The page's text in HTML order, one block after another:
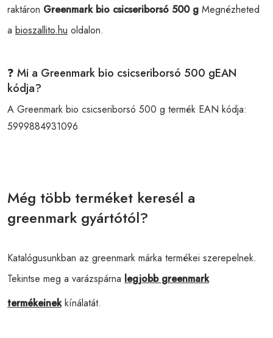
raktáron Greenmark bio csicseriborsó 500 g Megnézheted
a bioszallito.hu oldalon.
❓ Mi a Greenmark bio csicseriborsó 500 gEAN
kódja?
A Greenmark bio csicseriborsó 500 g termék EAN kódja:
5999884931096
Még több terméket keresél a
greenmark gyártótól?
Katalógusunkban az greenmark márka termékei szerepelnek.
Tekintse meg a varázspárna legjobb greenmark
termékeinekkínálatát.